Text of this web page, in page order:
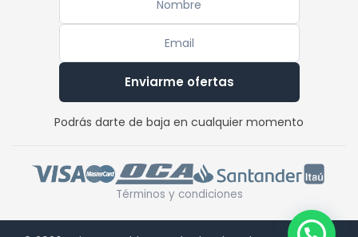
Enviarme ofertas
Podrás darte de baja en cualquier momento
Términos y condiciones